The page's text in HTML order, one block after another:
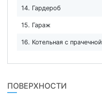
14. Гардероб
15. Гараж
16. Котельная с прачечной
ПОВЕРХНОСТИ